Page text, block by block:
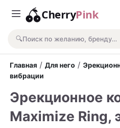
CherryPink
🔍Поиск по желанию, бренду…
Главная / Для него /
вибрации
Эрекционное
Maximize Ring,